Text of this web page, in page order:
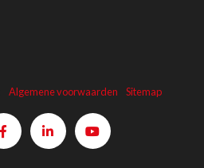
Algemene voorwaarden Sitemap